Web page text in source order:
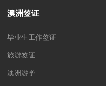
澳洲签证
毕业生工作签证
旅游签证
澳洲游学